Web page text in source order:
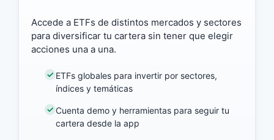
Accede a ETFs de distintos mercados y sectores
para diversificar tu cartera sin tener que elegir
acciones una a una.
ETFs globales para invertir por sectores,
índices y temáticas
Cuenta demo y herramientas para seguir tu
cartera desde la app